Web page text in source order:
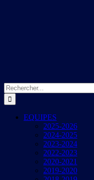
Rechercher:
EQUIPES
2025-2026
2024-2025
2023-2024
2022-2023
2020-2021
2019-2020